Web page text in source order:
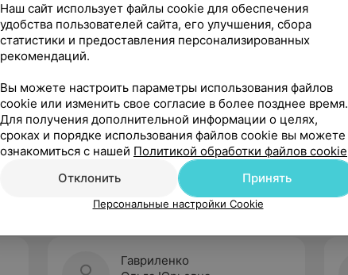
Рекомендую
Гавриленко
Наш сайт использует файлы cookie для обеспечения
удобства пользователей сайта, его улучшения, сбора
статистики и предоставления персонализированных
рекомендаций.
Вы можете настроить параметры использования файлов
cookie или изменить свое согласие в более позднее время.
Для получения дополнительной информации о целях,
сроках и порядке использования файлов cookie вы можете
ознакомиться с нашей Политикой обработки файлов cookie
Отклонить
Принять
Персональные настройки Cookie